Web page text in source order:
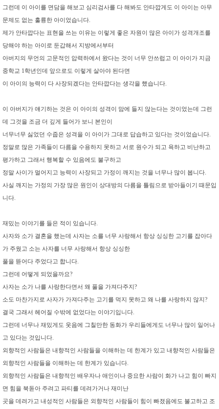
그런데 이 아이를 면담을 해보고 심리검사를 다 해봐도 안타깝게도 이 아이는 아무
문제도 없는 훌륭한 아이었습니다.
제가 안타깝다는 표현을 쓰는 이유는 이렇게 좋은 자원이 많은 아이가 성격개조를
당해야 하는 아이로 둔갑해서 지방에서부터
아버지의 무언의 고문적인 압력하에서 왔다는 것이 너무 안쓰럽고 이 아이가 지금
중학교 1학년인데 앞으로도 이렇게 살아야 된다면
이 아이의 능력이 다 사장되겠다는 안타깝다는 생각을 했습니다.
이 아버지가 얘기하는 것은 이 아이의 성격이 맘에 들지 않는다는 것이었는데 그런
데 그것을 조금 더 깊게 들어가 보니 본인이
너무너무 싫었던 수줍은 성격을 이 아이가 그대로 답습하고 있다는 것이었습니다.
정말로 많은 가족들이 다름을 수용하지 못하고 서로 원수가 되고 욕하고 비난하고
평가하고 그래서 행복할 수 있음에도 불구하고
정말 사이가 멀어지고 능력이 사장되고 가정이 깨지는 것을 너무나 많이 봅니다.
사실 깨지는 가정의 가장 많은 원인이 상대방의 다름을 틀림으로 받아들이기 때문입
니다.
재밌는 이야기를 들은 적이 있습니다.
사자와 소가 결혼을 했는데 사자는 소를 너무 사랑해서 항상 싱싱한 고기를 잡아다
가 주웠고 소는 사자를 너무 사랑해서 항상 싱싱한
풀을 뜯어다 주었다고 합니다.
그런데 어떻게 되었을까요?
사자는 소가 나를 사랑한다면서 왜 풀을 가져다주지?
소도 마찬가지로 사자가 가져다주는 고기를 먹지 못하고 왜 나를 사랑하지 않지?
결국 그래서 헤어질 수밖에 없었다는 이야기입니다.
그런데 너무나 재밌게도 웃음에 그칠만한 동화가 우리들에게도 너무나 많이 일어나
고 있다는 것입니다.
외향적인 사람들은 내향적인 사람들을 이해하는 데 한계가 있고 내향적인 사람들은
외향적인 사람들을 이해하는 데 한계가 있습니다.
외향적인 사람들은 내향적인 배우자나 애인이나 중요한 사람이 화가 나고 힘이 빠지
면 힘을 북돋아 주려고 파티를 데려가거나 재미난
곳을 데려가고 내성적인 사람들은 외향적인 사람들이 힘이 빠졌음에도 불고하고 조